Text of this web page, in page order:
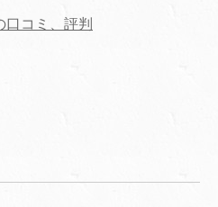
口コミ、評判